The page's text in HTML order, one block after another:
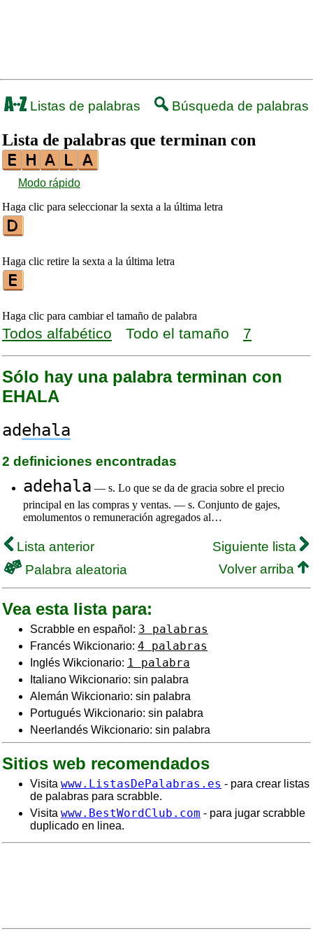
Listas de palabras Búsqueda de palabras
Lista de palabras que terminan con
Modo rápido
Haga clic para seleccionar la sexta a la última letra
Haga clic retire la sexta a la última letra
Haga clic para cambiar el tamaño de palabra
Todos alfabético Todo el tamaño 7
Sólo hay una palabra terminan con
EHALA
adehala
2 definiciones encontradas
adehala — s. Lo que se da de gracia sobre el precio
principal en las compras y ventas. — s. Conjunto de gajes,
emolumentos o remuneración agregados al…
Lista anterior
Siguiente lista
Palabra aleatoria
Volver arriba
Vea esta lista para:
Scrabble en español: 3 palabras
Francés Wikcionario: 4 palabras
Inglés Wikcionario: 1 palabra
Italiano Wikcionario: sin palabra
Alemán Wikcionario: sin palabra
Portugués Wikcionario: sin palabra
Neerlandés Wikcionario: sin palabra
Sitios web recomendados
Visita www.ListasDePalabras.es - para crear listas
de palabras para scrabble.
Visita www.BestWordClub.com - para jugar scrabble
duplicado en linea.